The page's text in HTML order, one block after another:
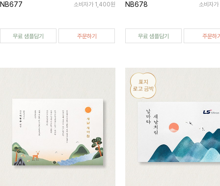
NB677 소비자가 1,400원
무료 샘플담기 주문하기
NB678 소비자
무료 샘플담기 주문하